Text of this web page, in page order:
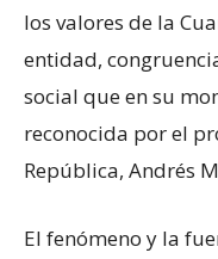
los valores de la
entidad,
social que en su
reconocida por el
República, Andrés
El fenómeno y la